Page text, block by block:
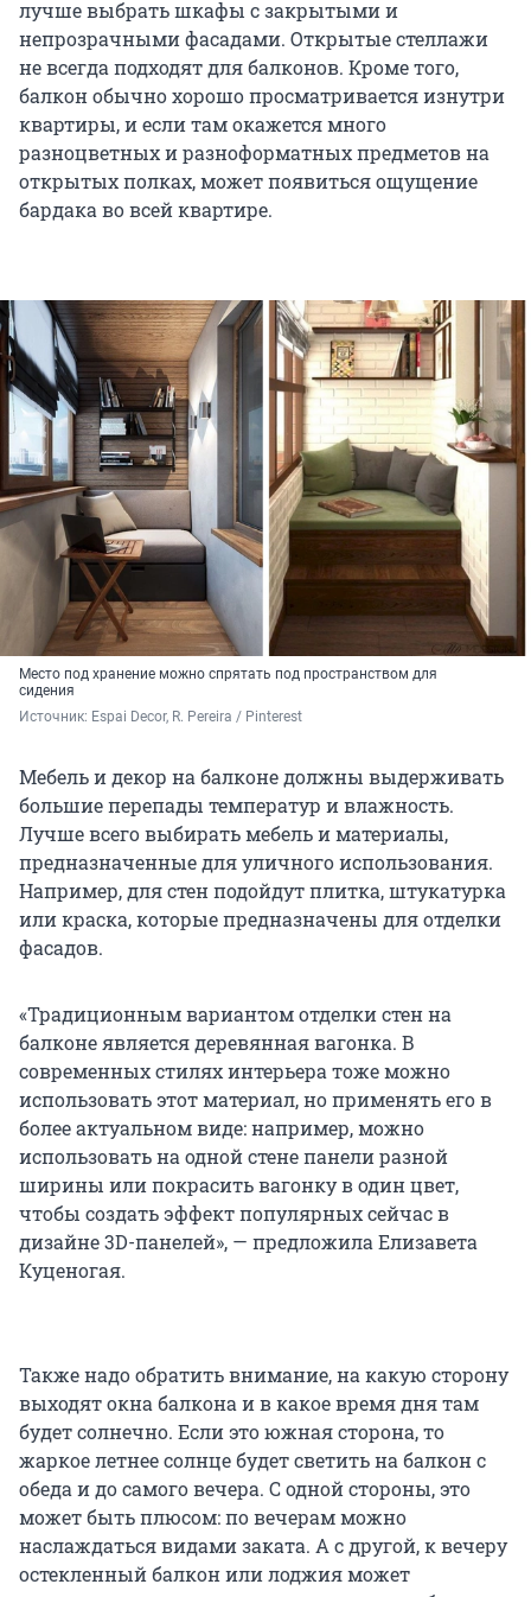
лучше выбрать шкафы с закрытыми и
непрозрачными фасадами. Открытые стеллажи
не всегда подходят для балконов. Кроме того,
балкон обычно хорошо просматривается изнутри
квартиры, и если там окажется много
разноцветных и разноформатных предметов на
открытых полках, может появиться ощущение
бардака во всей квартире.
Место под хранение можно спрятать под пространством для
сидения
Источник: Espai Decor, R. Pereira / Pinterest
Мебель и декор на балконе должны выдерживать
большие перепады температур и влажность.
Лучше всего выбирать мебель и материалы,
предназначенные для уличного использования.
Например, для стен подойдут плитка, штукатурка
или краска, которые предназначены для отделки
фасадов.
«Традиционным вариантом отделки стен на
балконе является деревянная вагонка. В
современных стилях интерьера тоже можно
использовать этот материал, но применять его в
более актуальном виде: например, можно
использовать на одной стене панели разной
ширины или покрасить вагонку в один цвет,
чтобы создать эффект популярных сейчас в
дизайне 3D-панелей», — предложила Елизавета
Куценогая.
Также надо обратить внимание, на какую сторону
выходят окна балкона и в какое время дня там
будет солнечно. Если это южная сторона, то
жаркое летнее солнце будет светить на балкон с
обеда и до самого вечера. С одной стороны, это
может быть плюсом: по вечерам можно
наслаждаться видами заката. А с другой, к вечеру
остекленный балкон или лоджия может